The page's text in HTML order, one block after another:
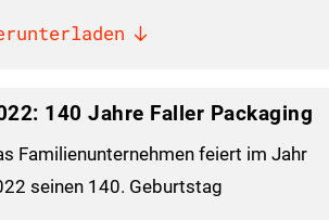
140 Jahre Faller Packaging
Familienunternehmen feiert im Jahr
seinen 140. Geburtstag